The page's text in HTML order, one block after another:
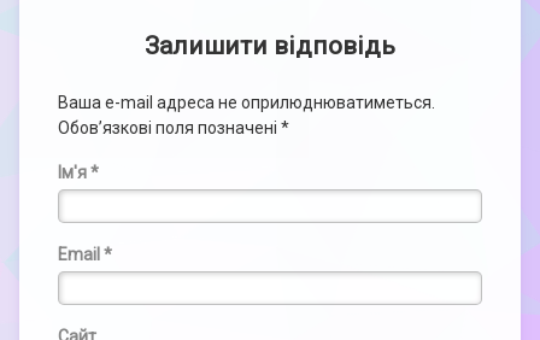
Залишити відповідь
Ваша e-mail адреса не оприлюднюватиметься.
Обов’язкові поля позначені *
Ім'я*
Email *